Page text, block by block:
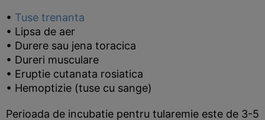
• Tuse trenanta
• Lipsa de aer
• Durere sau jena toracica
• Dureri musculare
• Eruptie cutanata rosiatica
• Hemoptizie (tuse cu sange)
Perioada de incubatie pentru tularemie este de 3-5